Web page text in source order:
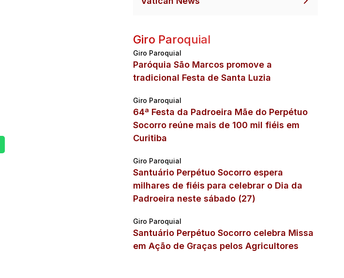
Giro Paroquial
Giro Paroquial
Paróquia São Marcos promove a
tradicional Festa de Santa Luzia
Giro Paroquial
64ª Festa da Padroeira Mãe do Perpétuo
Socorro reúne mais de 100 mil fiéis em
Curitiba
Giro Paroquial
Santuário Perpétuo Socorro espera
milhares de fiéis para celebrar o Dia da
Padroeira neste sábado (27)
Giro Paroquial
Santuário Perpétuo Socorro celebra Missa
em Ação de Graças pelos Agricultores